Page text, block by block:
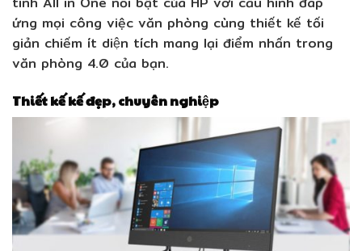
ứng mọi công việc văn phòng cùng thiết kế tối
giản chiếm ít diện tích mang lại điểm nhấn trong
văn phòng 4.0 của bạn.
Thiết kế kế đẹp, chuyên nghiệp